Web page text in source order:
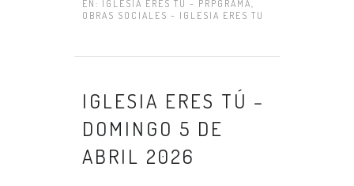
EN: IGLESIA ERES TU - PRPGRAMA,
OBRAS SOCIALES - IGLESIA ERES TU
IGLESIA ERES TÚ –
DOMINGO 5 DE
ABRIL 2026